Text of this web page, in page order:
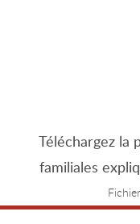
Téléchargez la
familiales